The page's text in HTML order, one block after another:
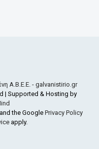
Α.Β.Ε.Ε. - galvanistirio.gr
| Supported & Hosting by
the Google Privacy Policy
apply.